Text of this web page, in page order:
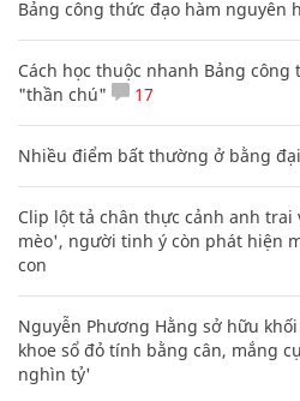
Bảng công thức đạo hàm nguyên
Cách học thuộc nhanh Bảng
"thần chú"
17
Nhiều điểm bất thường ở bằng
Clip lột tả chân thực cảnh anh
mèo', người tinh ý còn phát hiện
con
Nguyễn Phương Hằng sở hữu
khoe sổ đỏ tính bằng cân, mắng
nghìn tỷ'